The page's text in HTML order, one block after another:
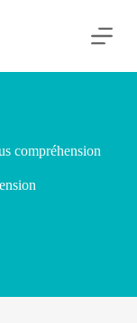
compréhension